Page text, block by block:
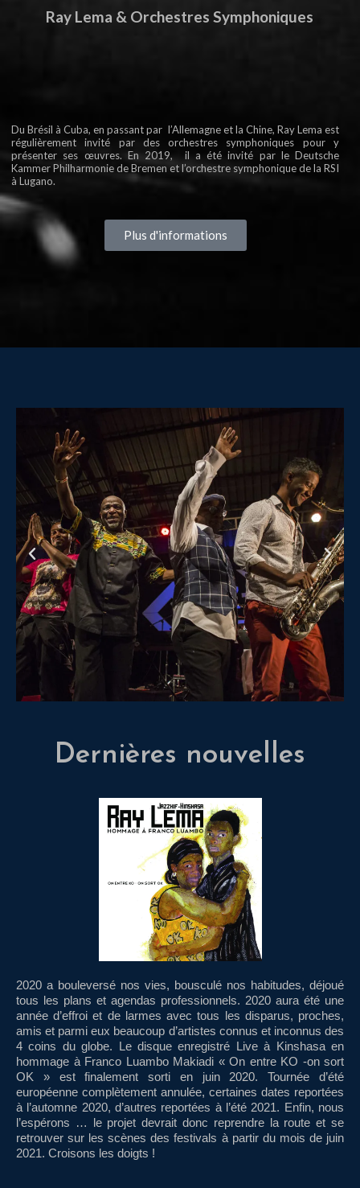
Ray Lema & Orchestres Symphoniques
Du Brésil à Cuba, en passant par l’Allemagne et la Chine, Ray Lema est
régulièrement invité par des orchestres symphoniques pour y
présenter ses œuvres. En 2019, il a été invité par le Deutsche
Kammer Philharmonie de Bremen et l’orchestre symphonique de la RSI
à Lugano.
Plus d'informations
Dernières nouvelles
2020 a bouleversé nos vies, bousculé nos habitudes, déjoué
tous les plans et agendas professionnels. 2020 aura été une
année d’effroi et de larmes avec tous les disparus, proches,
amis et parmi eux beaucoup d’artistes connus et inconnus des
4 coins du globe. Le disque enregistré Live à Kinshasa en
hommage à Franco Luambo Makiadi « On entre KO -on sort
OK » est finalement sorti en juin 2020. Tournée d’été
européenne complètement annulée, certaines dates reportées
à l’automne 2020, d’autres reportées à l’été 2021. Enfin, nous
l’espérons … le projet devrait donc reprendre la route et se
retrouver sur les scènes des festivals à partir du mois de juin
2021. Croisons les doigts !